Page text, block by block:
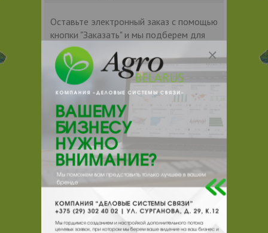
Оставьте электронный заказ с помощью
кнопки "Заказать" и мы подберем для
Вас подходящую компанию
поставщика.